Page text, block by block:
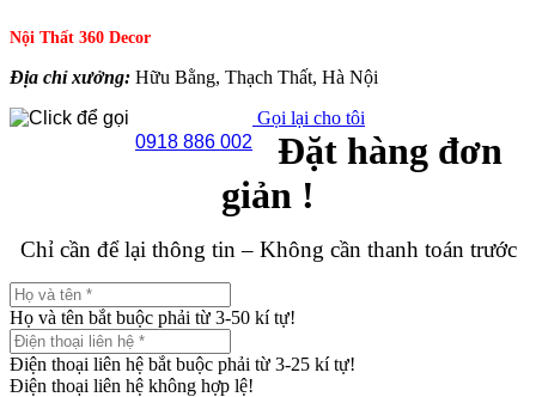
Nội Thất 360 Decor
Địa chỉ xưởng: Hữu Bằng, Thạch Thất, Hà Nội
0918 886 002
Gọi lại cho tôi
Đặt hàng đơn
giản !
Chỉ cần để lại thông tin – Không cần thanh toán trước
Họ và tên bắt buộc phải từ 3-50 kí tự!
Điện thoại liên hệ bắt buộc phải từ 3-25 kí tự!
Điện thoại liên hệ không hợp lệ!